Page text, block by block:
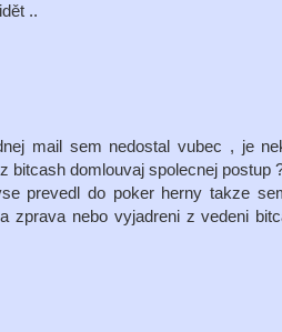
..
mail sem nedostal vubec , je
bitcash domlouvaj spolecnej postup
prevedl do poker herny takze
zprava nebo vyjadreni z vedeni